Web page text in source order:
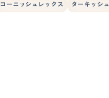
コーニッシュレックス ターキッシ